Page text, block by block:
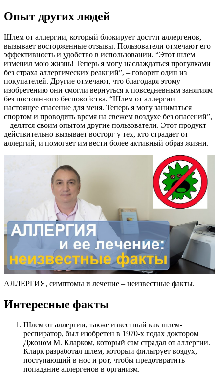
Опыт других людей
Шлем от аллергии, который блокирует доступ аллергенов,
вызывает восторженные отзывы. Пользователи отмечают его
эффективность и удобство в использовании. “Этот шлем
изменил мою жизнь! Теперь я могу наслаждаться прогулками
без страха аллергических реакций”, – говорит один из
покупателей. Другие отмечают, что благодаря этому
изобретению они смогли вернуться к повседневным занятиям
без постоянного беспокойства. “Шлем от аллергии –
настоящее спасение для меня. Теперь я могу заниматься
спортом и проводить время на свежем воздухе без опасений”,
– делятся своим опытом другие пользователи. Этот продукт
действительно вызывает восторг у тех, кто страдает от
аллергий, и помогает им вести более активный образ жизни.
АЛЛЕРГИЯ, симптомы и лечение – неизвестные факты.
Интересные факты
Шлем от аллергии, также известный как шлем-
респиратор, был изобретен в 1970-х годах доктором
Джоном М. Кларком, который сам страдал от аллергии.
Кларк разработал шлем, который фильтрует воздух,
поступающий в нос и рот, чтобы предотвратить
попадание аллергенов в организм.